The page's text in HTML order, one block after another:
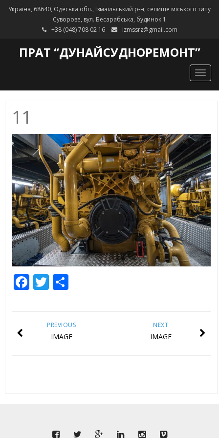
Україна, 68640, Одеська обл., Ізмаїльський р-н, селище міського типу
Суворове, вул. Бесарабська, будинок 1
+38 (048) 708 02 16
izmssrz@gmail.com
ПРАТ “ДУНАЙСУДНОРЕМОНТ”
11
Facebook
Twitter
Share
NEXT
IMAGE
PREVIOUS
IMAGE